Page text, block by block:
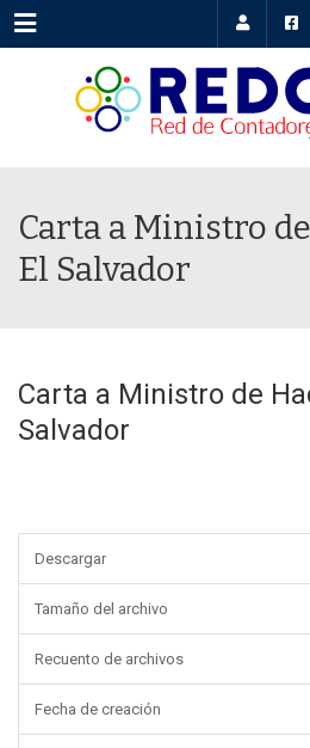
Menu
Carta a Ministro
El Salvador
Carta a Ministro de
Salvador
Descargar
Tamaño del archivo
Recuento de archivos
Fecha de creación